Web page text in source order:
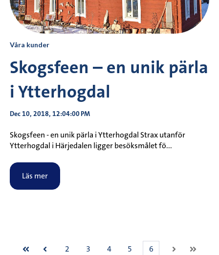
Våra kunder
Skogsfeen – en unik pärla
i Ytterhogdal
Dec 10, 2018, 12:04:00 PM
Skogsfeen - en unik pärla i Ytterhogdal Strax utanför
Ytterhogdal i Härjedalen ligger besöksmålet fö...
Läs mer
2 3 4 5 6